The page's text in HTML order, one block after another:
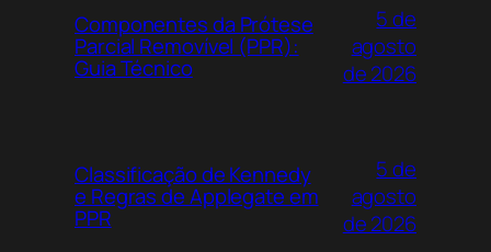
Componentes da Prótese
Parcial Removível (PPR):
Guia Técnico
5 de
agosto
de 2026
Classificação de Kennedy
e Regras de Applegate em
PPR
5 de
agosto
de 2026